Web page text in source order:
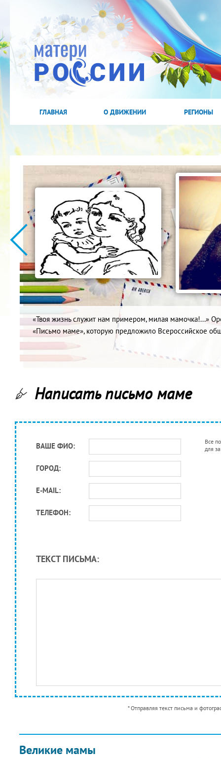
ГЛАВНАЯ О ДВИЖЕНИИ РЕГИОНЫ
«Твоя жизнь служит нам примером, милая мамочка!...»
«Письмо маме», которую предложило Всероссийское
В министерство социал...
Написать письмо маме
ВАШЕ ФИО:
Все
для
ГОРОД:
E-MAIL:
ТЕЛЕФОН:
ТЕКСТ ПИСЬМА:
* Отправляя текст письма и
Великие мамы